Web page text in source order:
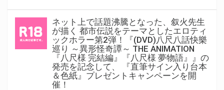
ネット上で話題沸騰となった、叙火先生
が描く 都市伝説をテーマとしたエロティ
ックホラー第2弾！『(DVD)八尺八話快樂
巡り ～異形怪奇譚～ THE ANIMATION
『八尺様 完結編』『八尺様 夢物語』』の
発売を記念して、 『直筆サイン入り台本
＆色紙』プレゼントキャンペーンを開
催！